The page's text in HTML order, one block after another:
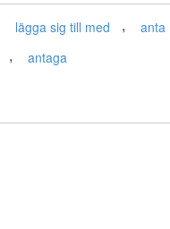
lägga sig till med , anta
, antaga